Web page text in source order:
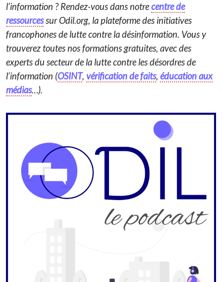
l’information ? Rendez-vous dans notrecentre de
ressourcessur Odil.org, la plateforme des initiatives
francophones de lutte contre la désinformation. Vous y
trouverez toutes nos formations gratuites, avec des
experts du secteur de la lutte contre les désordres de
l’information (OSINT, vérification de faits, éducation aux
médias…).